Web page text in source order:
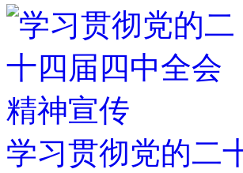
学习贯彻党的二